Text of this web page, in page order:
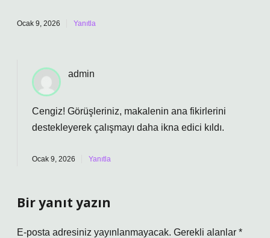
Ocak 9, 2026 Yanıtla
admin
Cengiz! Görüşleriniz, makalenin ana fikirlerini
destekleyerek çalışmayı daha ikna edici kıldı.
Ocak 9, 2026 Yanıtla
Bir yanıt yazın
E-posta adresiniz yayınlanmayacak. Gerekli alanlar *